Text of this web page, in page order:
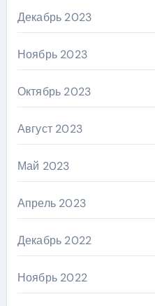
Декабрь 2023
Ноябрь 2023
Октябрь 2023
Август 2023
Май 2023
Апрель 2023
Декабрь 2022
Ноябрь 2022